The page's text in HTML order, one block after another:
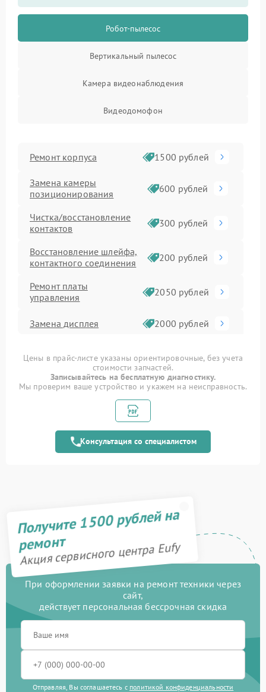
Робот-пылесос
Вертикальный пылесос
Камера видеонаблюдения
Видеодомофон
Ремонт корпуса 1500 рублей
Замена камеры
позиционирования
600 рублей
Чистка/восстановление
контактов
300 рублей
Восстановление шлейфа,
контактного соединения
200 рублей
Ремонт платы
управления
2050 рублей
Замена дисплея 2000 рублей
управления
1500 рублей
Ремонт электронной
платы
1400 рублей
Ремонт электронного
модуля
Замена электронного
Замена колеса 200 рублей
Ремонт колес 700 рублей
Ремонт базы 750 рублей
Ремонт зарядной станции 400 рублей
Восстановление после
попадания влаги
Замена водяной помпы
Цены в прайс-листе указаны ориентировочные, без учета
стоимости запчастей.
Записывайтесь на бесплатную диагностику.
Мы проверим ваше устройство и укажем на неисправность.
Консультация со специалистом
Получите 1500 рублей на
ремонт
Акция сервисного центра Eufy
При оформлении заявки на ремонт техники через
сайт,
действует персональная бессрочная скидка
Отправляя, Вы соглашаетесь с политикой конфиденциальности